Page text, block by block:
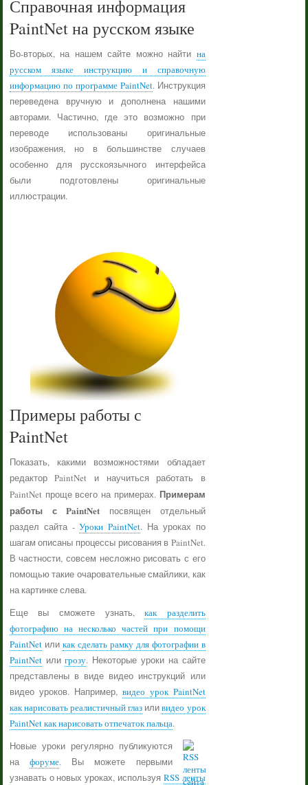
Справочная информация
PaintNet на русском языке
Во-вторых, на нашем сайте можно найти на
русском языке инструкцию и справочную
информацию по программе PaintNet. Инструкция
переведена вручную и дополнена нашими
авторами. Частично, где это возможно при
переводе использованы оригинальные
изображения, но в большинстве случаев
особенно для русскоязычного интерфейса
были подготовлены оригинальные
иллюстрации.
Примеры работы с
PaintNet
Показать, какими возможностями обладает
редактор PaintNet и научиться работать в
PaintNet проще всего на примерах. Примерам
работы с PaintNet посвящен отдельный
раздел сайта -Уроки PaintNet. На уроках по
шагам описаны процессы рисования в PaintNet.
В частности, совсем несложно рисовать с его
помощью такие очаровательные смайлики, как
на картинке слева.
Еще вы сможете узнать,как разделить
фотографию на несколько частей при помощи
PaintNetили как сделать рамку для фотографии в
PaintNetилигрозу. Некоторые уроки на сайте
представлены в виде видео инструкций или
видео уроков. Например, видео урок PaintNet
как нарисовать реалистичный глаз иливидео урок
PaintNet как нарисовать отпечаток пальца.
Новые уроки регулярно публикуются
нафоруме. Вы можете первыми
узнавать о новых уроках, используя RSS ленты